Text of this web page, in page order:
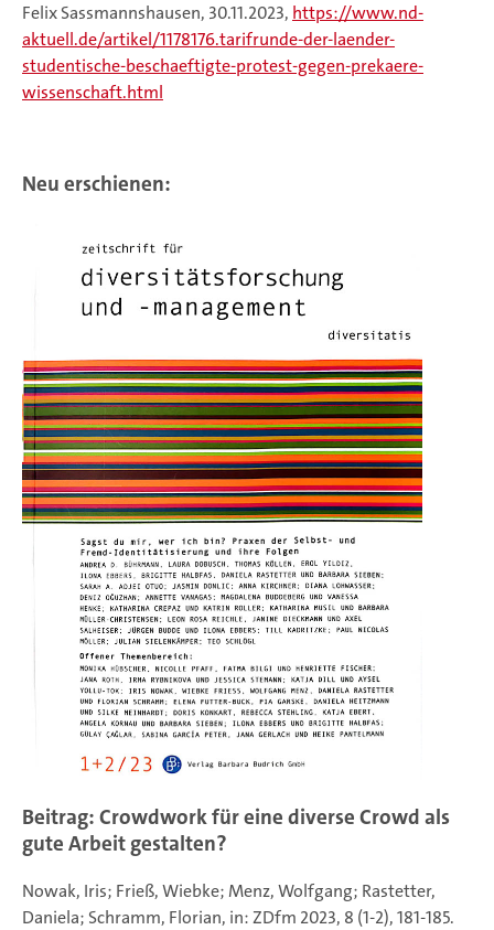
Felix Sassmannshausen, 30.11.2023, https://www.nd-
aktuell.de/artikel/1178176.tarifrunde-der-laender-
studentische-beschaeftigte-protest-gegen-prekaere-
wissenschaft.html
Neu erschienen:
Beitrag: Crowdwork für eine diverse Crowd als
gute Arbeit gestalten?
Nowak, Iris; Frieß, Wiebke; Menz, Wolfgang; Rastetter,
Daniela; Schramm, Florian, in: ZDfm 2023, 8 (1-2), 181-185.